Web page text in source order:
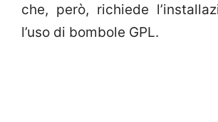
che, però, richiede
l’uso di bombole GPL.